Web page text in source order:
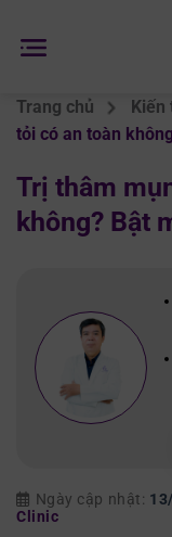
đến
Trang chủ Kiến
tỏi có an toàn
Trị thâm
không? Bật
Ngày cập nhật:
Clinic